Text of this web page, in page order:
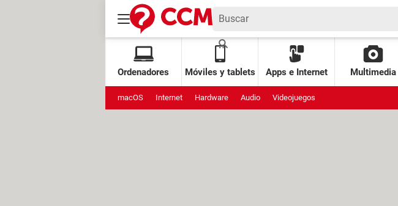
Ordenadores Móviles y tablets Apps e Internet Multimedia
macOS Internet Hardware Audio Videojuegos